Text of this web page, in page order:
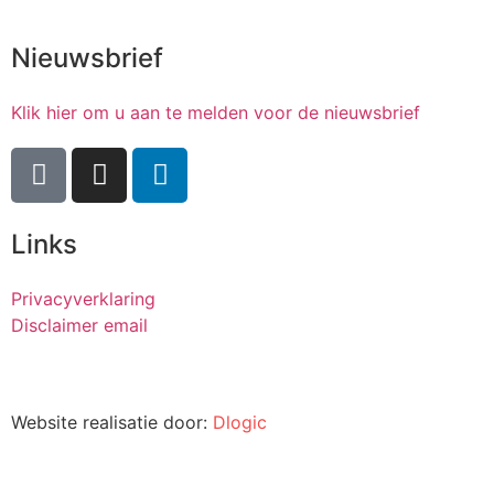
Nieuwsbrief
Klik hier om u aan te melden voor de nieuwsbrief
Links
Privacyverklaring
Disclaimer email
Website realisatie door: Dlogic